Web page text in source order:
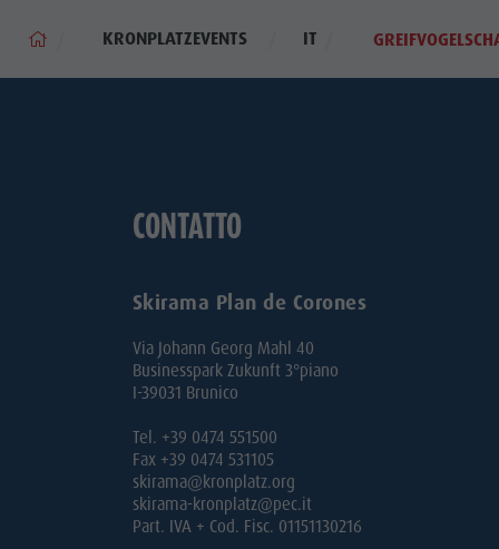
KRONPLATZEVENTS IT
CONTATTO
Skirama Plan de Corones
Via Johann Georg Mahl 40
Businesspark Zukunft 3°piano
I-39031 Brunico
Tel. +39 0474 551500
Fax +39 0474 531105
skirama@kronplatz.org
skirama-kronplatz@pec.it
Part. IVA + Cod. Fisc. 01151130216